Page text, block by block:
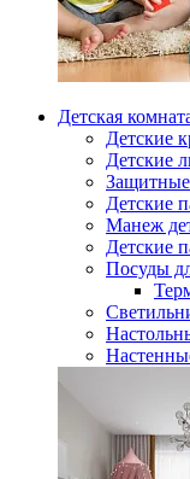
Детская
Детские
Детские
Защитные
Детские
Манеж
Детские
Посуды